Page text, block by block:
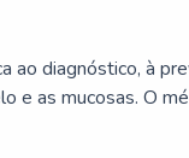
ao diagnóstico, à
e as mucosas. O